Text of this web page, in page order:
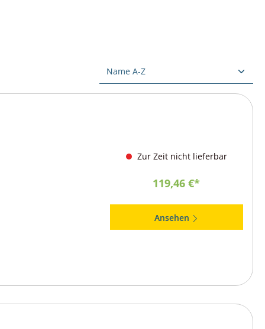
Zur Zeit nicht lieferbar
119,46 €*
Ansehen